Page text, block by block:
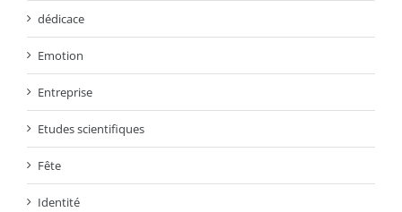
dédicace
Emotion
Entreprise
Etudes scientifiques
Fête
Identité